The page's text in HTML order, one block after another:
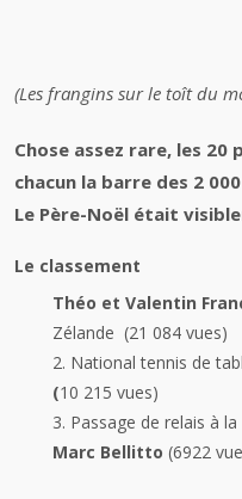
(Les frangins sur le toît du
Chose assez rare, les
chacun la barre des 2
Le Père-Noël était
Le classement
Théo et Valentin
Zélande (21 084 vues)
2. National tennis de
(10 215 vues)
3. Passage de relais à
Marc Bellitto (6922